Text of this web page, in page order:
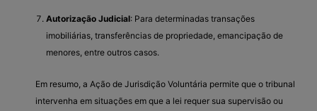
Autorização Judicial: Para determinadas transações
imobiliárias, transferências de propriedade, emancipação de
menores, entre outros casos.
Em resumo, a Ação de Jurisdição Voluntária permite que o tribunal
intervenha em situações em que a lei requer sua supervisão ou